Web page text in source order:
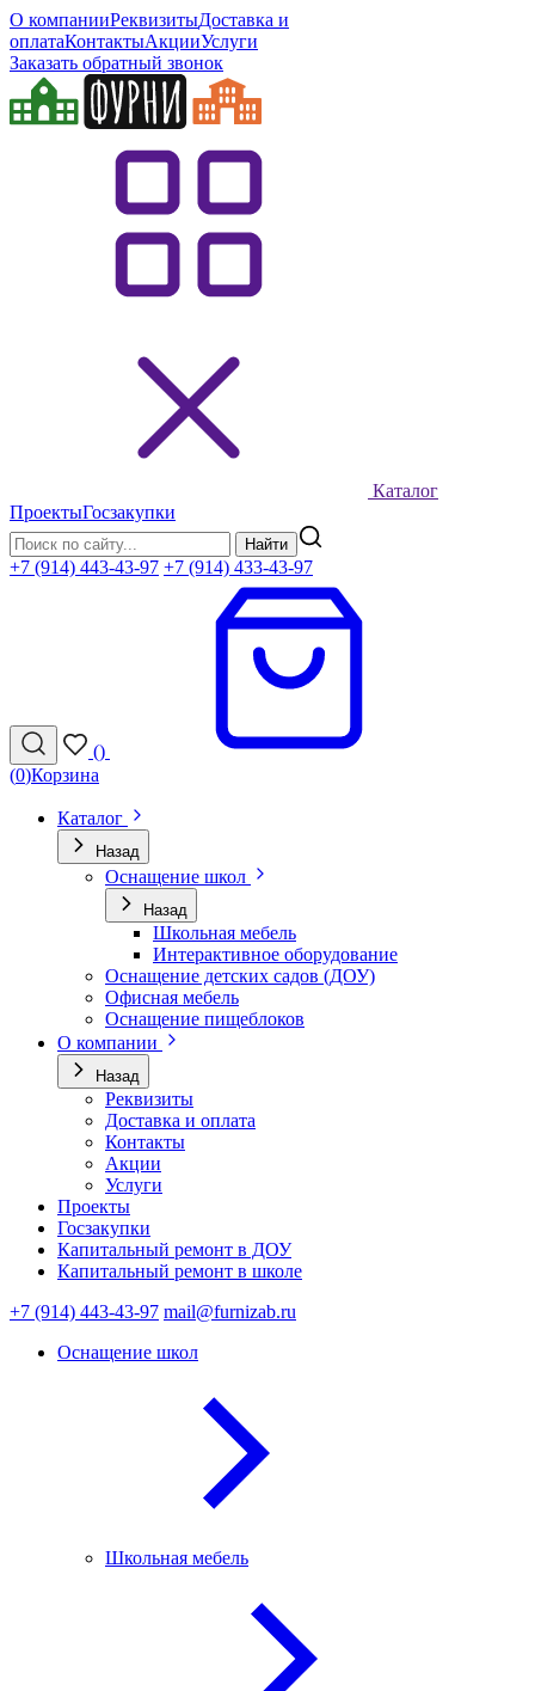
О компанииРеквизитыДоставка и
оплатаКонтактыАкцииУслуги
Заказать обратный звонок
Каталог
ПроектыГосзакупки
Найти
+7 (914) 443-43-97 +7 (914) 433-43-97
()
(0)Корзина
Каталог
Назад
Оснащение школ
Назад
Школьная мебель
Интерактивное оборудование
Оснащение детских садов (ДОУ)
Офисная мебель
Оснащение пищеблоков
О компании
Назад
Реквизиты
Доставка и оплата
Контакты
Акции
Услуги
Проекты
Госзакупки
Капитальный ремонт в ДОУ
Капитальный ремонт в школе
+7 (914) 443-43-97 mail@furnizab.ru
Оснащение школ
Школьная мебель